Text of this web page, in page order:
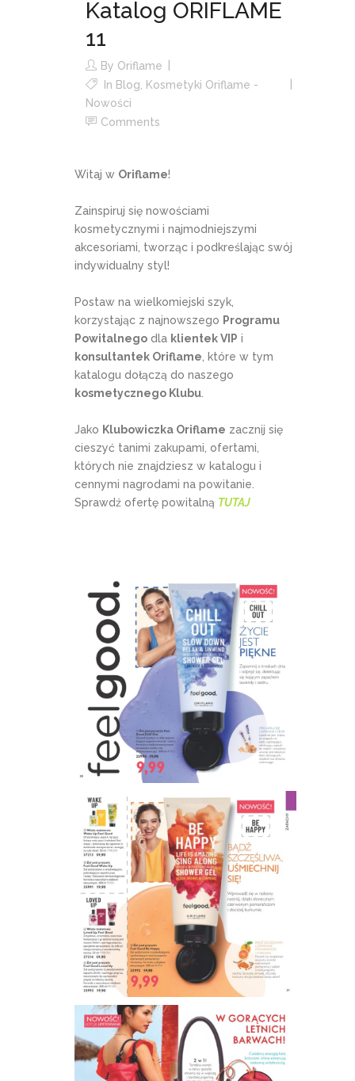
Katalog ORIFLAME
11
By Oriflame
In Blog
Kosmetyki Oriflame -
Nowości
Comments
Witaj w Oriflame!
Zainspiruj się nowościami
kosmetycznymi i najmodniejszymi
akcesoriami, tworząc i podkreślając swój
indywidualny styl!
Postaw na wielkomiejski szyk,
korzystając z najnowszego Programu
Powitalnego dla klientek VIP i
konsultantek Oriflame , które w tym
katalogu dołączą do naszego
kosmetycznego Klubu
Jako Klubowiczka Oriflame zacznij się
cieszyć tanimi zakupami, ofertami,
których nie znajdziesz w katalogu i
cennymi nagrodami na powitanie.
Sprawdź ofertę powitalną TUTAJ